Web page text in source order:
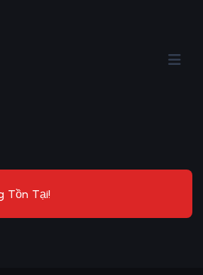
Tồn Tại!